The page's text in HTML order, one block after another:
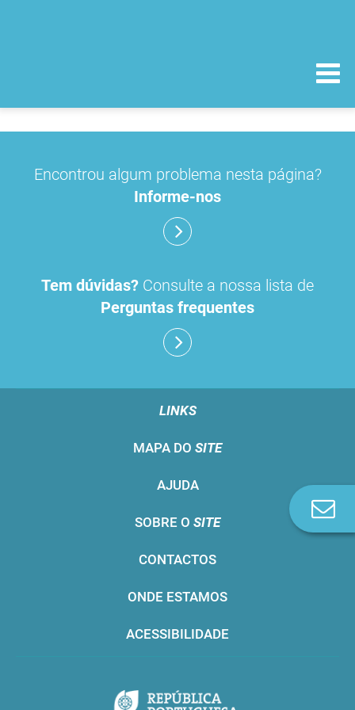
Encontrou algum problema nesta página?
Informe-nos
Tem dúvidas? Consulte a nossa lista de
Perguntas frequentes
LINKS
MAPA DO SITE
AJUDA
SOBRE O SITE
CONTACTOS
ONDE ESTAMOS
ACESSIBILIDADE